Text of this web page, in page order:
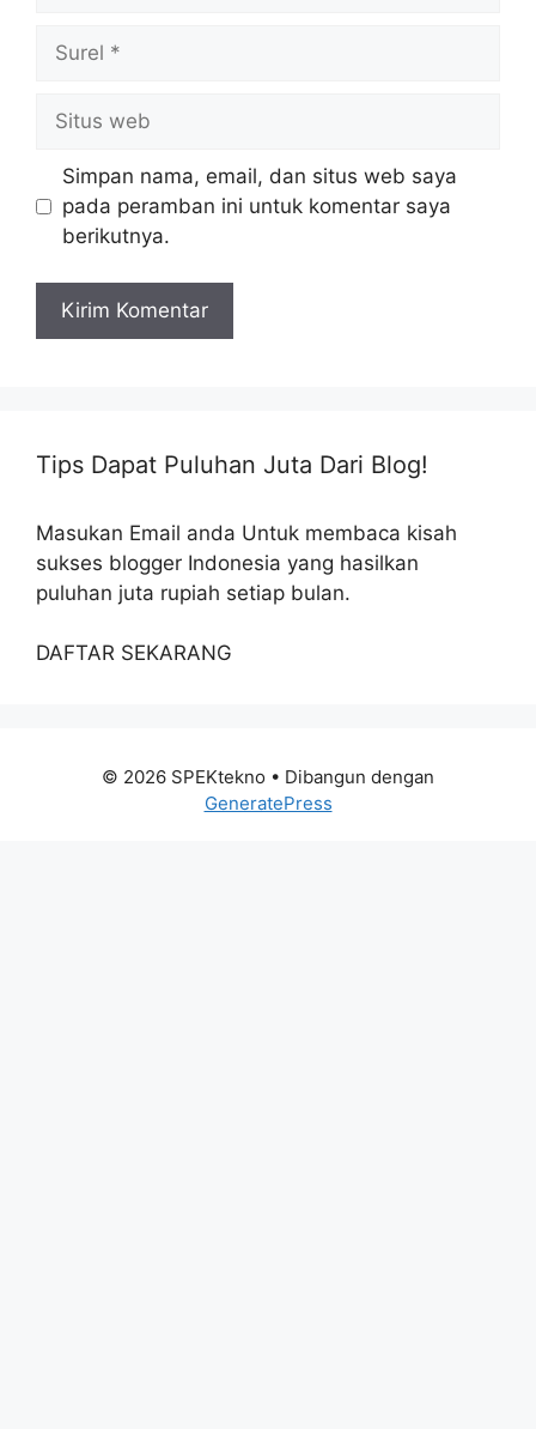
Surel
Situs
web
Simpan nama, email, dan situs web saya
pada peramban ini untuk komentar saya
berikutnya.
Tips Dapat Puluhan Juta Dari Blog!
Masukan Email anda Untuk membaca kisah
sukses blogger Indonesia yang hasilkan
puluhan juta rupiah setiap bulan.
DAFTAR SEKARANG
© 2026 SPEKtekno • Dibangun dengan
GeneratePress